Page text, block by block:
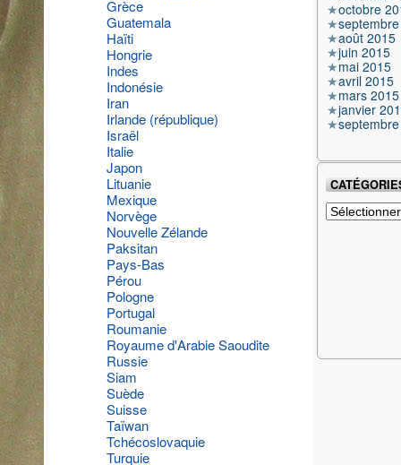
Grèce
Guatemala
Haïti
Hongrie
Indes
Indonésie
Iran
Irlande (république)
Israël
Italie
Japon
Lituanie
Mexique
Norvège
Nouvelle Zélande
Paksitan
Pays-Bas
Pérou
Pologne
Portugal
Roumanie
Royaume d'Arabie Saoudite
Russie
Siam
Suède
Suisse
Taïwan
Tchécoslovaquie
Turquie
octobre
août 2015
juin 2015
mai 2015
avril 2015
mars 2015
janvier
Catégories